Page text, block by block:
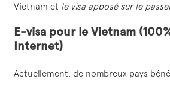
Vietnam et le visa apposé sur le
E-visa pour le Vietnam
Internet)
Actuellement, de nombreux pays